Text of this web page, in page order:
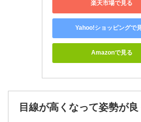
楽天市場で見る
Yahoo!ショッピングで
Amazonで見る
目線が高くなって姿勢が良